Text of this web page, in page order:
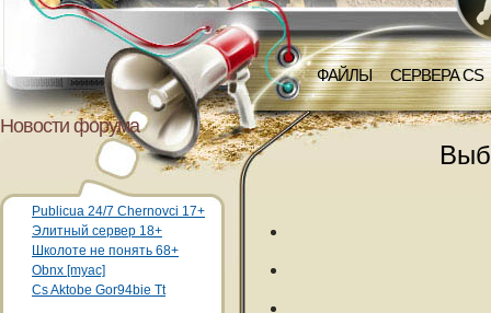
ФАЙЛЫ СЕРВЕРА CS
Новости форума
Publicua 24/7 Chernovci 17+
Элитный сервер 18+
Школоте не понять 68+
Obnx [myac]
Cs Aktobe Gor94bie Tt